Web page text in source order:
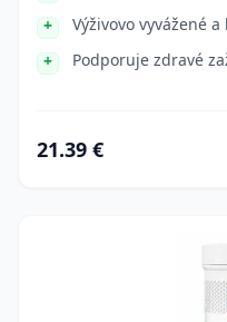
Výživovo vyvážené
Podporuje zdravé
21.39 €